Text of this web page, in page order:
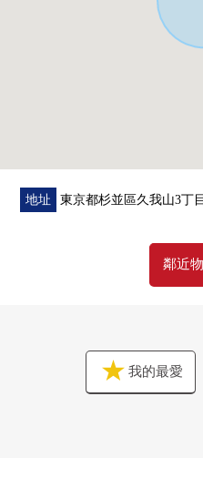
○ 有，噴出來的射，開暖氣
○ 浴室換氣乾燥機(浴室)
地址 東京都杉並區久我山3丁目
鄰近
我的最愛